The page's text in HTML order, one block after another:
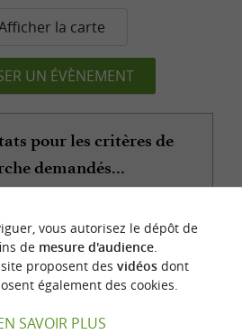
la carte
UN ÉVÈNEMENT
pour les critères de
demandés...
n
o
t
r
e
c
o
u
p
d
e
c
o
e
u
r
vous autorisez le dépôt de
de mesure d'audience.
proposent des vidéosdont
également des cookies.
SAVOIR PLUS